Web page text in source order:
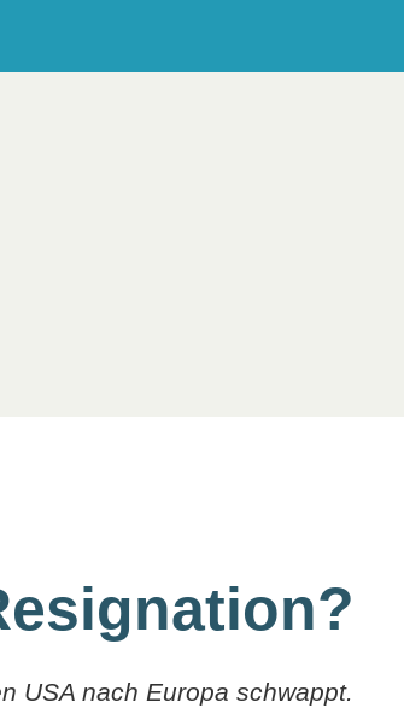
USA nach Europa schwappt.